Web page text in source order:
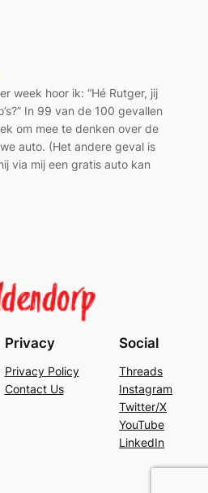
week hoor ik: “Hé Rutger, jij
In 99 van de 100 gevallen
om mee te denken over de
auto. (Het andere geval is
via mij een gratis auto kan
Privacy
Privacy Policy
Contact Us
Social
Threads
Instagram
Twitter/X
YouTube
LinkedIn